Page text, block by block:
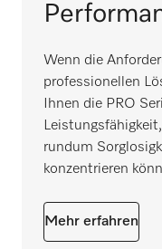
Wenn die
professionellen
Ihnen die PRO
rundum
konzentrieren
Mehr erfahren